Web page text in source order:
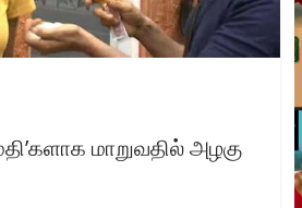
மாறுவதில் அழகு